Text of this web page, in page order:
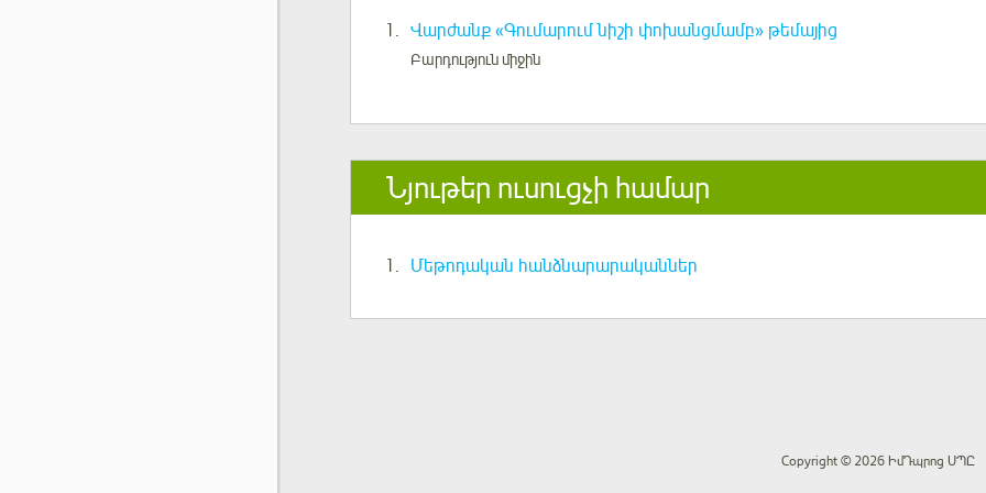
1. Վարժանք «Գումարում նիշի փոխանցմամբ» թեմայից
Բարդություն միջին
Նյութեր ուսուցչի համար
1. Մեթոդական հանձնարարականներ
Copyright © 2026 ԻմԴպրոց ՍՊԸ